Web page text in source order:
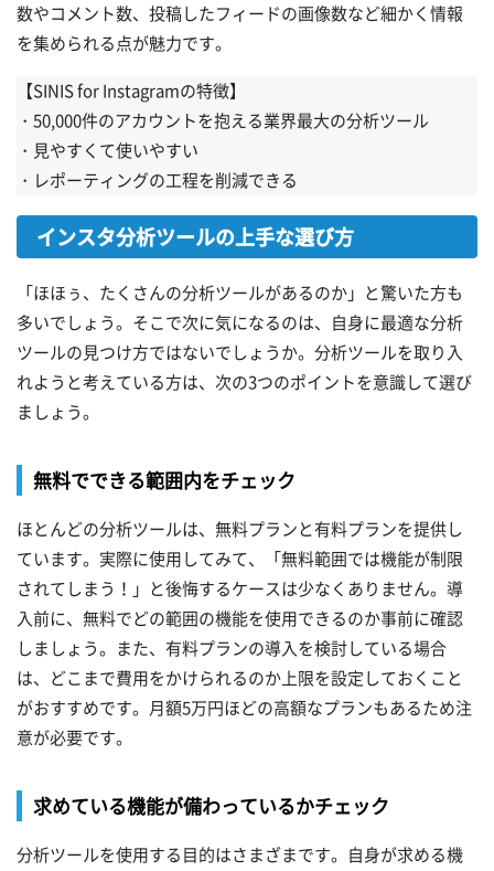
数やコメント数、投稿したフィードの画像数など細かく情報
を集められる点が魅力です。
【SINIS for Instagramの特徴】
・50,000件のアカウントを抱える業界最大の分析ツール
・見やすくて使いやすい
・レポーティングの工程を削減できる
インスタ分析ツールの上手な選び方
「ほほぅ、たくさんの分析ツールがあるのか」と驚いた方も
多いでしょう。そこで次に気になるのは、自身に最適な分析
ツールの見つけ方ではないでしょうか。分析ツールを取り入
れようと考えている方は、次の3つのポイントを意識して選び
ましょう。
無料でできる範囲内をチェック
ほとんどの分析ツールは、無料プランと有料プランを提供し
ています。実際に使用してみて、「無料範囲では機能が制限
されてしまう！」と後悔するケースは少なくありません。導
入前に、無料でどの範囲の機能を使用できるのか事前に確認
しましょう。また、有料プランの導入を検討している場合
は、どこまで費用をかけられるのか上限を設定しておくこと
がおすすめです。月額5万円ほどの高額なプランもあるため注
意が必要です。
求めている機能が備わっているかチェック
分析ツールを使用する目的はさまざまです。自身が求める機